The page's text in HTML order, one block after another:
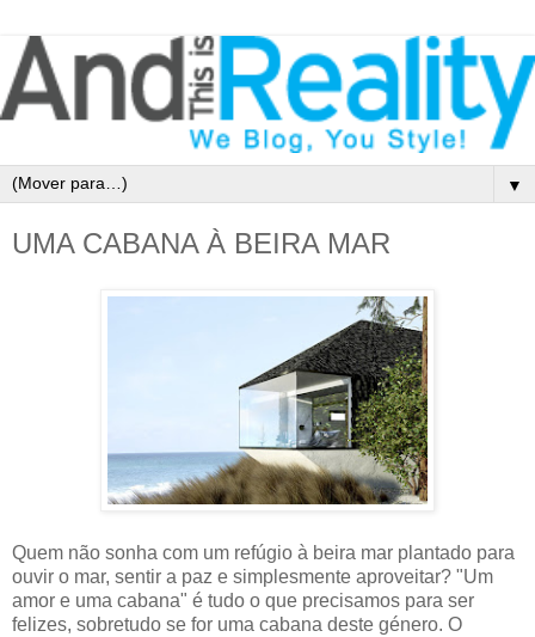
▼
UMA CABANA À BEIRA MAR
Quem não sonha com um refúgio à beira mar plantado para
ouvir o mar, sentir a paz e simplesmente aproveitar? "Um
amor e uma cabana" é tudo o que precisamos para ser
felizes, sobretudo se for uma cabana deste género. O